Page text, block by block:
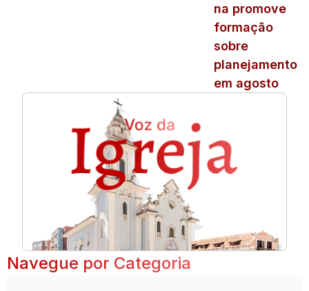
na promove
formação
sobre
planejamento
em agosto
Navegue por Categoria